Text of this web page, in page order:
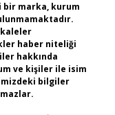
marka, kurum
haber niteliği
hakkında
ve kişiler ile isim
bilgiler